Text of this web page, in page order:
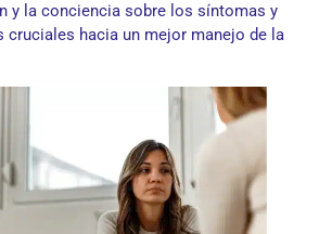
y la conciencia sobre los síntomas y
cruciales hacia un mejor manejo de la